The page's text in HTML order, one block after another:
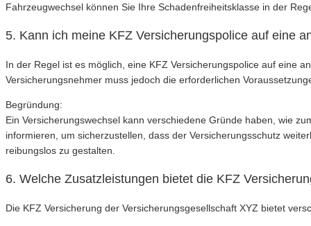
Fahrzeugwechsel können Sie Ihre Schadenfreiheitsklasse in der
5. Kann ich meine KFZ Versicherungspolice auf eine
In der Regel ist es möglich, eine KFZ Versicherungspolice auf eine
Versicherungsnehmer muss jedoch die erforderlichen
Begründung:
Ein Versicherungswechsel kann verschiedene Gründe haben, wie
informieren, um sicherzustellen, dass der Versicherungsschutz
reibungslos zu gestalten.
6. Welche Zusatzleistungen bietet die KFZ
Die KFZ Versicherung der Versicherungsgesellschaft XYZ bietet